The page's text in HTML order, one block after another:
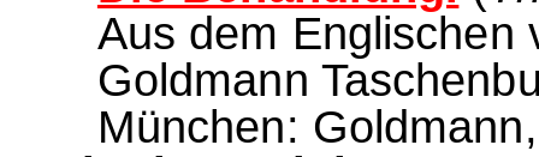
Aus dem Englischen
Goldmann
München: